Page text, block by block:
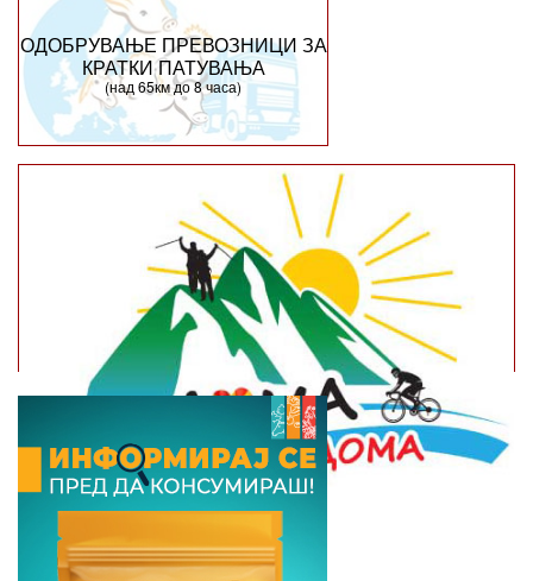
ОДОБРУВАЊЕ ПРЕВОЗНИЦИ ЗА
КРАТКИ ПАТУВАЊА
(над 65км до 8 часа)